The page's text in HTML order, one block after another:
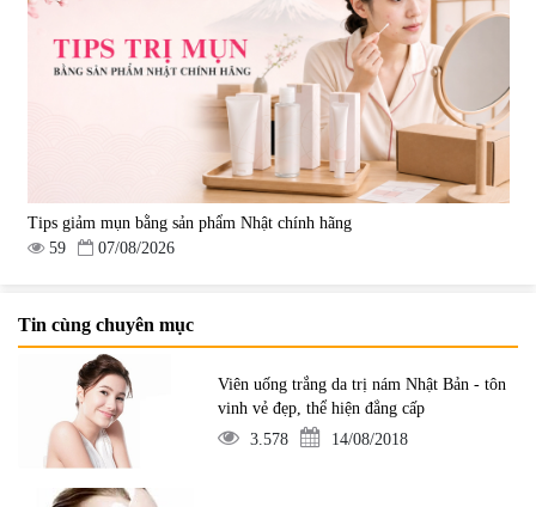
Tips giảm mụn bằng sản phẩm Nhật chính hãng
59
07/08/2026
Tin cùng chuyên mục
Viên uống trắng da trị nám Nhật Bản - tôn
vinh vẻ đẹp, thể hiện đẳng cấp
3.578
14/08/2018